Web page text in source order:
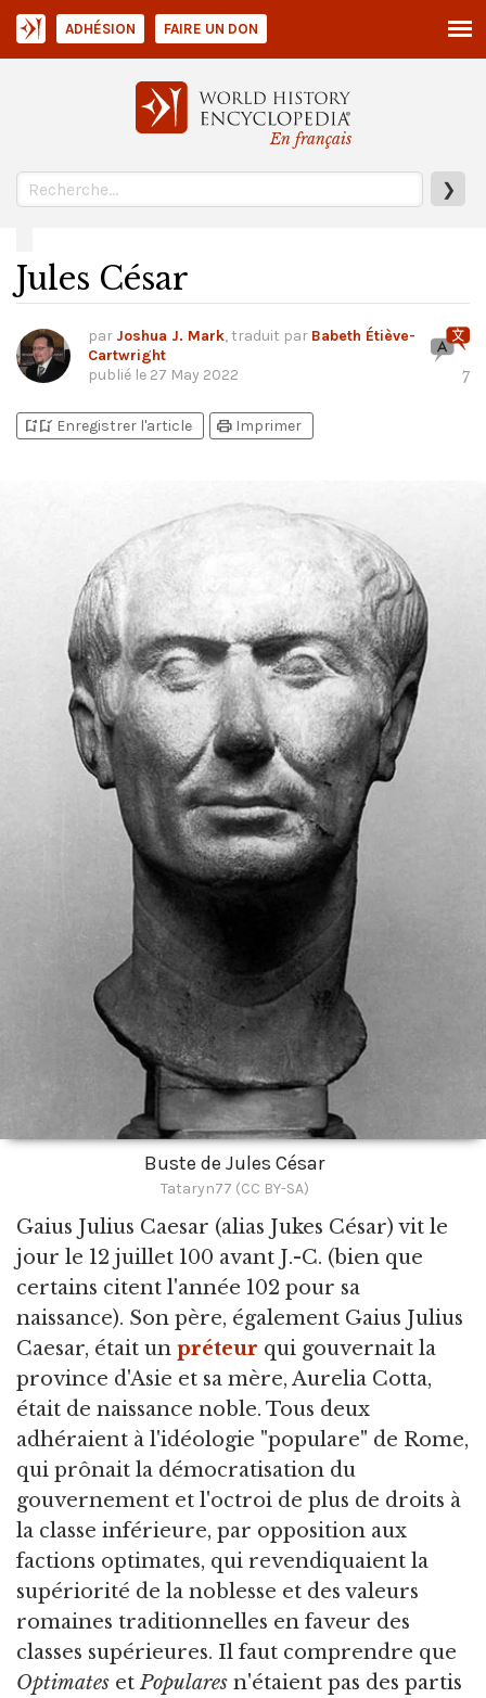
En français
❯
ADHÉSION FAIRE UN DON
Jules César
par Joshua J. Mark, traduit par Babeth Étiève-
Cartwright
publié le 27 May 2022 7
bookmark_addbookmark_added Enregistrer l'article print Imprimer
Buste de Jules César
Tataryn77 (CC BY-SA)
Gaius Julius Caesar (alias Jukes César) vit le
jour le 12 juillet 100 avant J.-C. (bien que
certains citent l'année 102 pour sa
naissance). Son père, également Gaius Julius
Caesar, était un préteur qui gouvernait la
province d'Asie et sa mère, Aurelia Cotta,
était de naissance noble. Tous deux
adhéraient à l'idéologie "populare" de Rome,
qui prônait la démocratisation du
gouvernement et l'octroi de plus de droits à
la classe inférieure, par opposition aux
factions optimates, qui revendiquaient la
supériorité de la noblesse et des valeurs
romaines traditionnelles en faveur des
classes supérieures. Il faut comprendre que
Optimates etPopulares n'étaient pas des partis